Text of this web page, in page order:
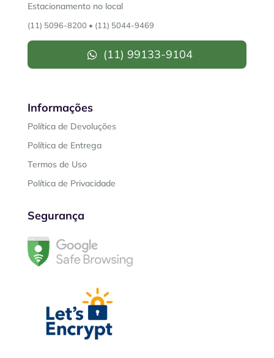
Estacionamento no local
(11) 5096-8200 • (11) 5044-9469
(11) 99133-9104
Informações
Política de Devoluções
Política de Entrega
Termos de Uso
Política de Privacidade
Segurança